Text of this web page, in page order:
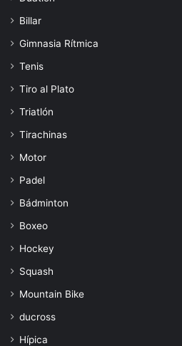
Billar
Gimnasia Rítmica
Tenis
Tiro al Plato
Triatlón
Tirachinas
Motor
Padel
Bádminton
Boxeo
Hockey
Squash
Mountain Bike
ducross
Hípica